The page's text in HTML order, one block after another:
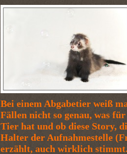
Bei einem Abgabetier weiß
Fällen nicht so genau, was
Tier hat und ob diese Story,
Halter der Aufnahmestelle
erzählt, auch wirklich